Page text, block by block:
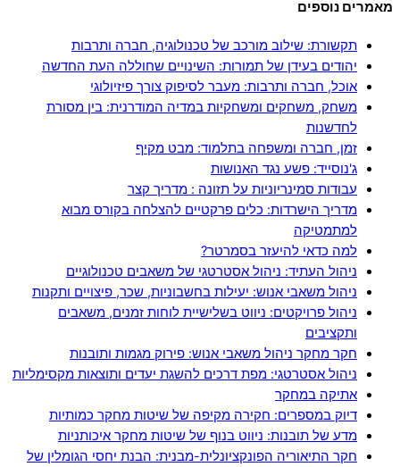
מאמרים נוספים
תקשורת: שילוב מורכב של טכנולוגיה, חברה ותרבות
יהודים בעידן של תמורות: השינויים שחוללה העת החדשה
אוכל, חברה ותרבות: מעבר לסיפוק צורך פיזיולוגי
משחק, משחקים ומשחקיות במדיה המודרנית: בין מסורת
לחדשנות
זמן, חברה ומשפחה בתלמוד: מבט מקיף
ג'נוסייד: פשע נגד האנושות
עבודות סמינריוניות על תזונה : מדריך קצר
מדריך הישרדות: כלים פרקטיים להצלחה בקורס מבוא
למתמטיקה
למה כדאי להיעזר בסמרטר?
ניהול העתיד: ניהול אסטרטגי של משאבים טכנולוגיים
ניהול משאבי אנוש: יעילות בחשבוניות, שכר, פיצויים ותקנות
ניהול פרויקטים: ניווט בשלישיית לוחות זמנים, משאבים
ותקציבים
חקר מחקר ניהול משאבי אנוש: פירוק מגמות ותובנות
ניהול אסטרטגי: מפת דרכים להשגת יעדים ותוצאות מקסימליות
אתיקה במחקר
דיוק במספרים: חקירה מקיפה של שיטות מחקר כמותיות
מדע של תובנות: ניווט בנוף של שיטות מחקר איכותניות
חקר התיאוריה הפונקציונלית-מבנית: הבנת יחסי הגומלין של